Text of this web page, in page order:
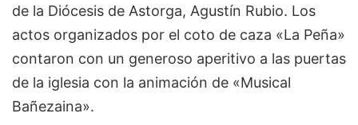
de la Diócesis de Astorga, Agustín Rubio. Los
actos organizados por el coto de caza «La Peña»
contaron con un generoso aperitivo a las puertas
de la iglesia con la animación de «Musical
Bañezaina».